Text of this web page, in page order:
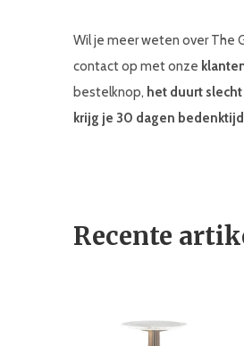
Wil je meer weten over The
contact op met onze
bestelknop, het duurt
krijg je 30 dagen
Recente